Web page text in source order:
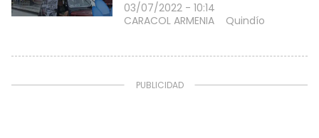
03/07/2022 - 10:14
CARACOL ARMENIA
Quindío